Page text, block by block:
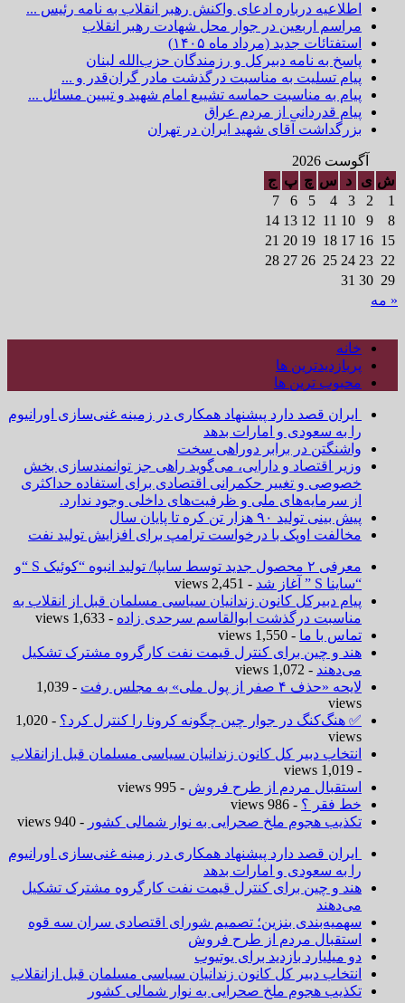
اطلاعیه درباره ادعای واکنش رهبر انقلاب به نامه رئیس ...
مراسم اربعین در جوار محل شهادت رهبر انقلاب
استفتائات جدید (مرداد ماه ۱۴۰۵)
پاسخ به نامه دبیرکل و رزمندگان حزب‌الله لبنان
پیام تسلیت به مناسبت درگذشت مادر گران‌قدر و ...
پیام به مناسبت حماسه تشییع امام شهید و تبیین مسائل ...
پیام قدردانی از مردم عراق
بزرگداشت آقای شهید ایران در تهران
آگوست 2026
ش ی د س چ پ ج
1
2
3
4
5
6
7
8
9
10
11
12
13
14
15
16
17
18
19
20
21
22
23
24
25
26
27
28
29
30
31
« مه
خانه
پربازدیدترین ها
محبوب ترین ها
ایران قصد دارد پیشنهاد همکاری در زمینه غنی‌سازی اورانیوم
را به سعودی و امارات بدهد
واشنگتن در برابر دوراهی سخت
وزیر اقتصاد و دارایی، می‌گوید راهی جز توانمندسازی بخش
خصوصی و تغییر حکمرانی اقتصادی برای استفاده حداکثری
از سرمایه‌های ملی و ظرفیت‌های داخلی وجود ندارد.
پیش بینی تولید ۹۰ هزار تن کره تا پایان سال
مخالفت اوپک با درخواست ترامپ برای افزایش تولید نفت
معرفی ۲ محصول جدید توسط سایپا/ تولید انبوه “کوئیک S “و
“ساینا S ” آغاز شد
- 2,451 views
پیام دبیرکل کانون زندانیان سیاسی مسلمان قبل از انقلاب به
مناسبت درگذشت ابوالقاسم سرحدی زاده - 1,633 views
تماس با ما - 1,550 views
هند و چین برای کنترل قیمت نفت کارگروه مشترک تشکیل
می‌دهند - 1,072 views
لایحه «حذف ۴ صفر از پول ملی» به مجلس رفت
- 1,039
views
✅ هنگ‌کنگ در جوار چین چگونه کرونا را کنترل کرد؟
- 1,020
views
انتخاب دبیر کل کانون زندانیان سیاسی مسلمان قبل ازانقلاب
- 1,019 views
استقبال مردم از طرح فروش - 995 views
خط فقر ؟ - 986 views
تکذیب هجوم ملخ صحرایی به نوار شمالی کشور - 940 views
ایران قصد دارد پیشنهاد همکاری در زمینه غنی‌سازی اورانیوم
را به سعودی و امارات بدهد
هند و چین برای کنترل قیمت نفت کارگروه مشترک تشکیل
می‌دهند
سهمیه‌بندی بنزین؛ تصمیم شورای اقتصادی سران سه قوه
استقبال مردم از طرح فروش
دو میلیارد بازدید برای یوتیوب
انتخاب دبیر کل کانون زندانیان سیاسی مسلمان قبل ازانقلاب
تکذیب هجوم ملخ صحرایی به نوار شمالی کشور